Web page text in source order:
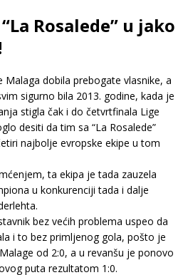
Rosalede” u jako
dobila prebogate vlasnike, a
sigurno bila 2013. godine, kada je
stigla čak i do četvrtfinala Lige
desiti da tim sa “La Rosalede”
najbolje evropske ekipe u tom
ta ekipa je tada zauzela
u konkurenciji tada i dalje
bez većih problema uspeo da
i to bez primljenog gola, pošto je
od 2:0, a u revanšu je ponovo
puta rezultatom 1:0.